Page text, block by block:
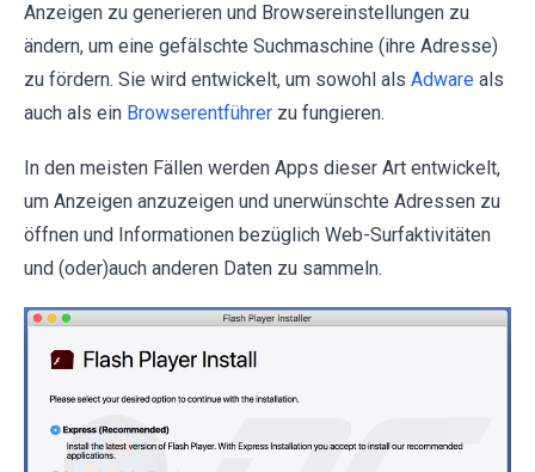
Anzeigen zu generieren und Browsereinstellungen zu
ändern, um eine gefälschte Suchmaschine (ihre Adresse)
zu fördern. Sie wird entwickelt, um sowohl als Adware als
auch als ein Browserentführer zu fungieren.
In den meisten Fällen werden Apps dieser Art entwickelt,
um Anzeigen anzuzeigen und unerwünschte Adressen zu
öffnen und Informationen bezüglich Web-Surfaktivitäten
und (oder)auch anderen Daten zu sammeln.